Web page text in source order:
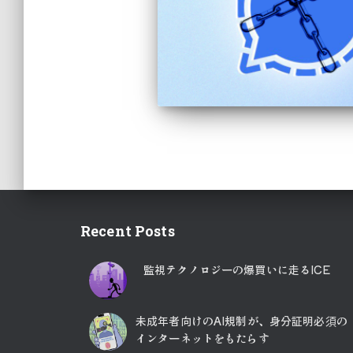
Recent Posts
監視テクノロジーの爆買いに走るICE
未成年者向けのAI規制が、身分証明必須の
インターネットをもたらす